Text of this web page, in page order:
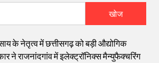
खोज
के नेतृत्व में छत्तीसगढ़ को बड़ी औद्योगिक
ने राजनांदगांव में इलेक्ट्रॉनिक्स मैन्युफैक्चरिंग